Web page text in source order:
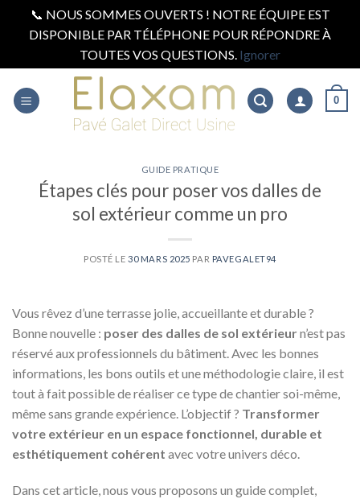
📞 NOUS SOMMES OUVERTS ! NOTRE ÉQUIPE EST
DISPONIBLE PAR TÉLÉPHONE POUR RÉPONDRE À
TOUTES VOS QUESTIONS. Ignorer
content
0
GUIDE PRATIQUE
Étapes clés pour poser vos dalles de
sol extérieur comme un pro
POSTÉ LE30 MARS 2025 PAR PAVEGALET94
Vous rêvez d’une terrasse jolie, accueillante et durable ?
Bonne nouvelle : poser des dalles de sol extérieurn’est pas
réservé aux professionnels du bâtiment. Avec les bonnes
informations, les bons outils et une méthodologie claire, il est
tout à fait possible de réaliser ce type de chantier soi-même,
même sans grande expérience. L’objectif ? Transformer
votre extérieur en un espace fonctionnel, durable et
esthétiquement cohérent avec votre univers déco.
Dans cet article, nous vous proposons un guide complet,